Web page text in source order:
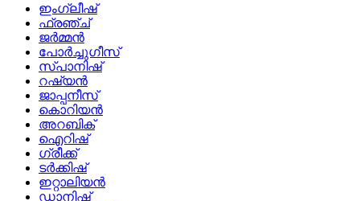
ഇംഗ്ലീഷ്
ഫ്രഞ്ച്
ജർമ്മൻ
പോർച്ചുഗീസ്
സ്പാനിഷ്
റഷ്യൻ
ജാപ്പനീസ്
കൊറിയൻ
അറബിക്
ഐറിഷ്
ഗ്രീക്ക്
ടർക്കിഷ്
ഇറ്റാലിയൻ
ഡാനിഷ്